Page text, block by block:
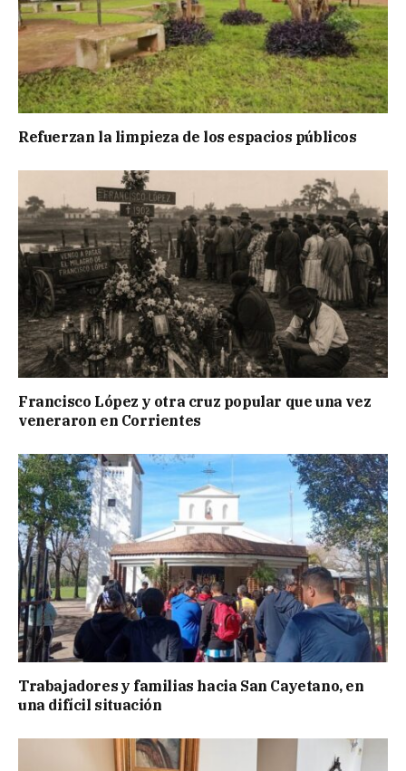
Refuerzan la limpieza de los espacios públicos
Francisco López y otra cruz popular que una vez
veneraron en Corrientes
Trabajadores y familias hacia San Cayetano, en
una difícil situación